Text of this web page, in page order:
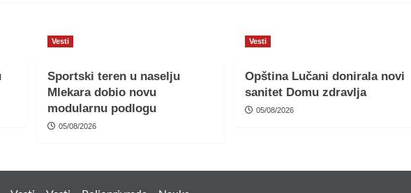
Vesti
Sportski teren u naselju
Mlekara dobio novu
modularnu podlogu
05/08/2026
Vesti
Opština Lučani donirala novi
sanitet Domu zdravlja
05/08/2026